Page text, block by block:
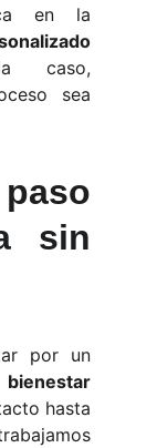
en la
caso,
sea
sin
por un
bienestar
hasta